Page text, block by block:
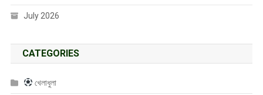
July 2026
CATEGORIES
খেলাধুলা